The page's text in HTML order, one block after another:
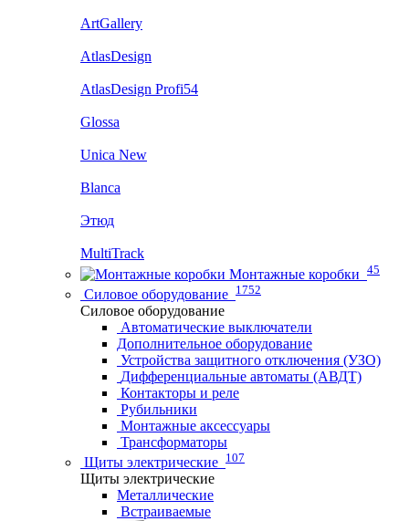
ArtGallery
AtlasDesign
AtlasDesign Profi54
Glossa
Unica New
Blanca
Этюд
MultiTrack
Монтажные коробки 45
Силовое оборудование 1752
Силовое оборудование
Автоматические выключатели
Дополнительное оборудование
Устройства защитного отключения (УЗО)
Дифференциальные автоматы (АВДТ)
Контакторы и реле
Рубильники
Монтажные аксессуары
Трансформаторы
Щиты электрические 107
Щиты электрические
Металлические
Встраиваемые